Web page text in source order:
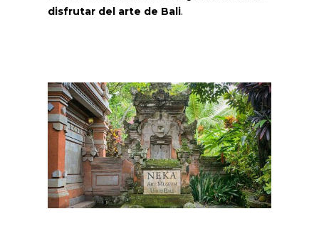
disfrutar del arte de Bali.